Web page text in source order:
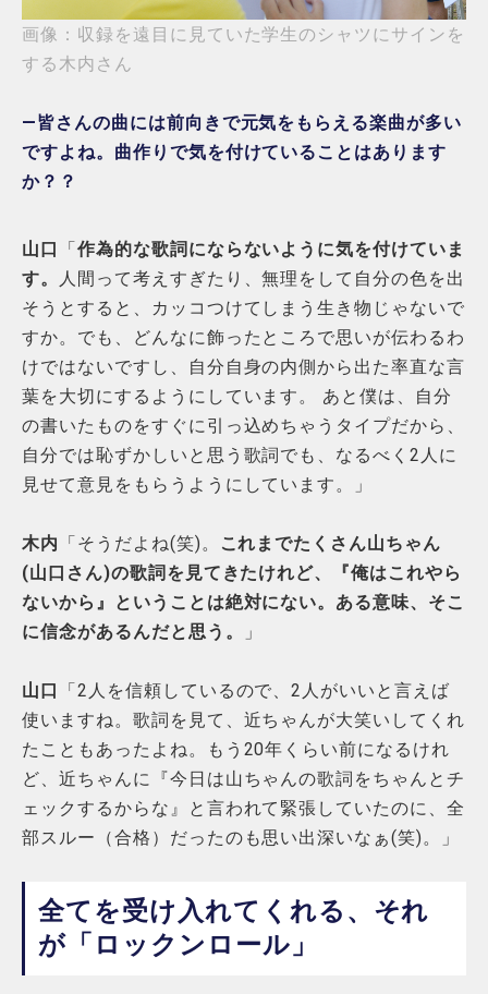
画像：収録を遠目に見ていた学生のシャツにサインを
する木内さん
―皆さんの曲には前向きで元気をもらえる楽曲が多い
ですよね。曲作りで気を付けていることはあります
か？？
山口 「作為的な歌詞にならないように気を付けていま
す。
人間って考えすぎたり、無理をして自分の色を出
そうとすると、カッコつけてしまう生き物じゃないで
すか。でも、どんなに飾ったところで思いが伝わるわ
けではないですし、自分自身の内側から出た率直な言
葉を大切にするようにしています。 あと僕は、自分
の書いたものをすぐに引っ込めちゃうタイプだから、
自分では恥ずかしいと思う歌詞でも、なるべく2人に
見せて意見をもらうようにしています。」
木内 「そうだよね(笑)。
これまでたくさん山ちゃん
(山口さん)の歌詞を見てきたけれど、『俺はこれやら
ないから』ということは絶対にない。ある意味、そこ
に信念があるんだと思う。
」
山口
「2人を信頼しているので、2人がいいと言えば
使いますね。歌詞を見て、近ちゃんが大笑いしてくれ
たこともあったよね。もう20年くらい前になるけれ
ど、近ちゃんに『今日は山ちゃんの歌詞をちゃんとチ
ェックするからな』と言われて緊張していたのに、全
部スルー（合格）だったのも思い出深いなぁ(笑)。」
全てを受け入れてくれる、それ
が「ロックンロール」